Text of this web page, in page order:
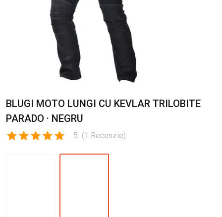
BLUGI MOTO LUNGI CU KEVLAR TRILOBITE
PARADO · NEGRU
5 (1 Recenzie)